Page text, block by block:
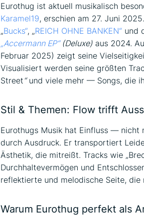
Eurothug ist aktuell musikalisch
Karamel19, erschien am 27. Juni
„Bucks“, „REICH OHNE BANKEN“ und
„Accermann EP“(Deluxe) aus 2024.
Februar 2025) zeigt seine
Visualisiert werden seine größten
Street“und viele mehr — Songs, die
Stil & Themen: Flow trifft
Eurothugs Musik hat Einfluss — nicht
durch Ausdruck. Er transportiert
Ästhetik, die mitreißt. Tracks wie
Durchhaltevermögen und
reflektierte und melodische Seite, die
Warum Eurothug perfekt als